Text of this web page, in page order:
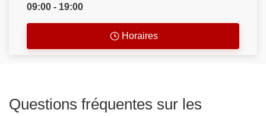
09:00 - 19:00
Horaires
Questions fréquentes sur les